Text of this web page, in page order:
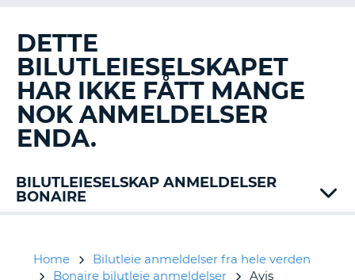
DETTE
BILUTLEIESELSKAPET
HAR IKKE FÅTT MANGE
NOK ANMELDELSER
ENDA.
BILUTLEIESELSKAP ANMELDELSER
BONAIRE
Home
Bilutleie anmeldelser fra hele verden
Bonaire bilutleie anmeldelser
Avis